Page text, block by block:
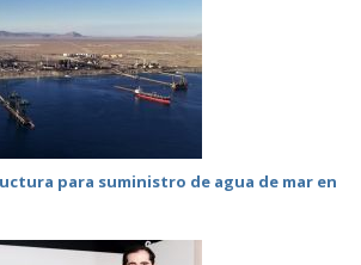
para suministro de agua de mar en